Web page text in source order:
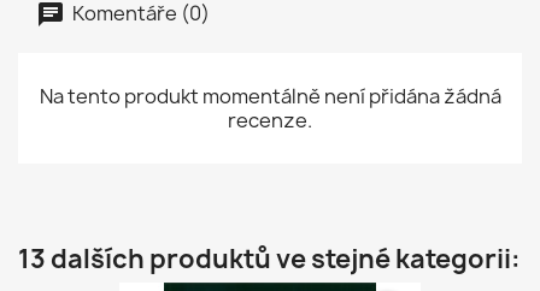
Komentáře (0)
Na tento produkt momentálně není přidána žádná
recenze.
13 dalších produktů ve stejné kategorii: